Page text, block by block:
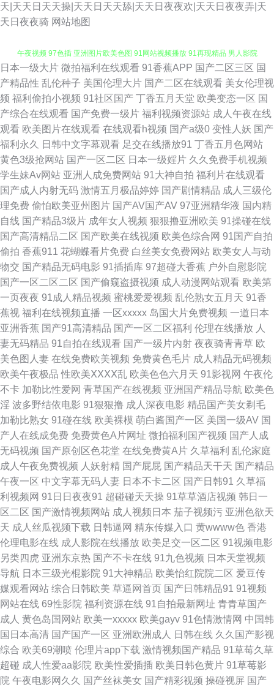
天|天天日天天操|天天日天天舔|天天日夜夜欢|天天日夜夜弄|天
天日夜夜骑 网站地图
黄色剧场 国产av夜夜 最新91在线视频 福利视频成人A片 91精品大神 老司机
午夜视频 97色插 亚洲图片欧美色图 91网站视频播放 91再现精品 男人影院
AV 97超碰性爱 超碰人人射 亚州色区 超碰免费人人 中日精品色哟哟 精品91
国产0 99视频资源总站 日本片源午夜av 人妖操伪娘 欧美限制级青青草 性欧
美日韩 福利社性爱 欧美性炮图 www91蘑菇 超碰97打炮在线 久久精品一区
A片下载曰日韩 91搭讪美女 深夜福利影院 婷婷五月激情网 老司机午夜影院
人人草人人妻91 人妖TS 91草碰 黄色小说视频网址 亚洲无码11p 黄色电影小
说网站 亚洲97 在线看香蕉视频 操逼影视豆花社区 超碰人人爱爱 青青青操网
站 欧美熟妇激情 亚洲色图色五月 午夜成人天堂 日本在www电影 亚洲国产欧
美另类 欧美肥B 91精品7 最新AV 91社区免费在线 97涩综合 91人妻爽 日本
啪啪啪视频 色色干新网 国产页1 91超在线视频 午夜桃色 三级片播放器 久草
资源子线 91小視頻 91国产色情 韩国不卡视频 亚洲另类三级 91线上看 97视
频福利 97超碰自拍 九一网页版 东方四虎国产 91瑟瑟 丰满少妇综合网 91网
站 大香蕉伊人 wwwcom黄 九九99热 日本A片在线观看 国产视频一二三四
99超碰在线99 少妇白浆视频 午夜福利三区 国产不卡二区 日韩天美成人 亚洲
另类男人 东京热蜜臀女 人人插91 成人永久免费观看 香蕉伊人久操 97熟女资
源站 黄色A级片五月天 精品爱啪 五月天com 色婷婷五月中出 91足交 国产精
自拍 国产嫩草影院久久 草草影院三区四区 福利社午夜福利 人人槽人人 微拍
国产91 海角av影院 欧美成人图片 欧美人Z0Z0 大香蕉就去干 五月天超碰在
线 老司机福利影院 91视频日本 欧美区另类 人妖色情社区 美女网站91 91超
碰操逼18 人妖av网址 成人综合色图 偷拍97av 日韩激情色图 欧美在线性生
日本一级大片 微拍福利在线观看 91香蕉APP 国产二区三区 国
产精品性 乱伦种子 美国伦理大片 国产二区在线观看 美女伦理视
频 福利偷拍小视频 91社区国产 丁香五月天堂 欧美变态一区 国
产综合在线观看 国产免费一级片 福利视频资源站 成人午夜在线
观看 欧美图片在线观看 在线观看h视频 国产a级0 变性人妖 国产
福利永久
日韩中文字幕观看 足交在线播放91 丁香五月色网站
黄色3级抢网站 国产一区二区 日本一级婬片 久久免费手机视频
学生妹Av网站 亚洲人成免费网站 91大神自拍 福利片在线观看
国产成人内射无码 激情五月极品婷婷 国产剧情精品 成人三级伦
理免费 偷怕欧美亚州图片 国产AV国产AV 97亚洲精华液 国内精
自线 国产精品3级片 成年女人视频 狠狠撸亚洲欧美 91操碰在线
国产高清精品二区 国产欧美在线视频 欧美色综合网 91国产自拍
偷拍 香蕉911 花蝴蝶看片免费 白丝美女免费网站 欧美女人与动
物交 国产精品无码电影 91插插库 97超碰大香蕉 户外自慰影院
国产一区二区二区 国产偷窥盗摄视频 成人动漫网站观看 欧美第
一页夜夜 91成人精品视频 蜜桃爱爱视频 乱伦熟女五月天 91香
蕉视 福利在线视频直播 一区xxxxx 岛国大片免费视频 一道日本
亚洲香蕉 国产91高清精品 国产一区二区福利 伦理在线播放 人
妻无码精品 91自拍在线观看 国产一级片内射 夜夜骑青青草 欧
美色图人妻 在线免费欧美视频 免费黄色毛片 成人精品无码视频
欧美午夜极品 性欧美ⅩⅩⅩⅩ乱 欧美色色六月天 91影视网 午夜伦
不卡 加勒比性爱网 青草国产在线视频 亚洲国产精品导航 欧美色
淫 波多野结依电影 91狠狠撸 成人深夜电影 精品国产美女剃毛
加勒比熟女 91碰在线 欧美裸模 萌白酱国产一区 美国一级AV 国
产人在线成免费 免费黄色A片网址 微拍福利国产视频 国产人成
无码视频 国产原创区色花堂 在线免费黄A片 久草福利 乱伦家庭
成人午夜免费视频 人妖射精 国产屁屁 国产精品天干天 国产精品
午夜一区 中文字幕无码人妻 日本不卡二区 国产日韩91 久草福
利视频网 91日日夜夜91 超碰碰天天操 91草草酒店视频 韩日一
区二区 国产激情视频网站 成人视频日本 茄子视频污 亚洲色欲天
天 成人丝瓜视频下载 日韩逼网 精东传媒入口 黄wwww色 香港
伦理电影在线 成人影院在线播放 欧美足交一区二区 91视频电影
另类四虎 亚洲东京热 国产不卡在线 91九色视频 日本天堂视频
导航 日本三级光棍影院 91大神精品 欧美怡红院院二区 爱豆传
媒观看网站 综合日韩欧美 草逼网首页 国产日韩精品91 91视频
网站在线 69性影院 福利资源在线 91自拍最新网址 青青草国产
成人 黄色岛国网站 欧美一xxxxx 欧美gayv 91色情激情网 中国韩
国日本高清 国产国产一区 亚洲欧洲成人 日韩在线 久久国产影视
综合 欧美69潮喷 伦理片app下载 激情视频国产精品 91草莓久草
超碰 成人性爱aa影院 欧美性爱插插 欧美日韩色黄片 91草莓影
院 午夜电影网久久 国产丝袜美女 国产精彩视频 操碰视屏 国产